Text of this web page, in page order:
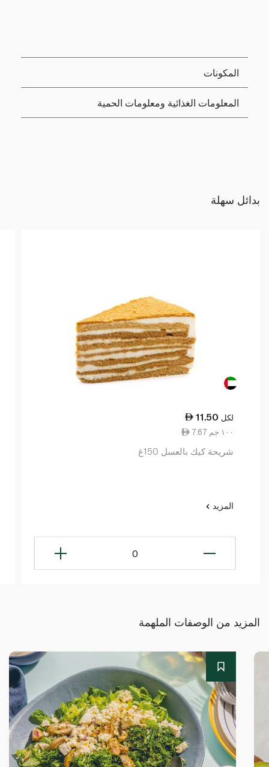
المكونات
المعلومات الغذائية ومعلومات الحمية
بدائل سهلة
11.50 لكل
7.67 ١٠٠ جم
شريحة كيك بالعسل 150غ
المزيد
0
المزيد من الوصفات الملهمة